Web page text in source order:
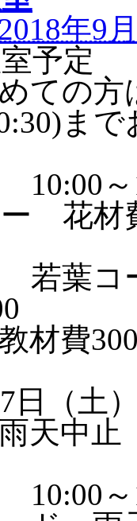
年9
予定
ての方
ま
10:00～
花材
若葉
材費
日（土
天中
10:00～